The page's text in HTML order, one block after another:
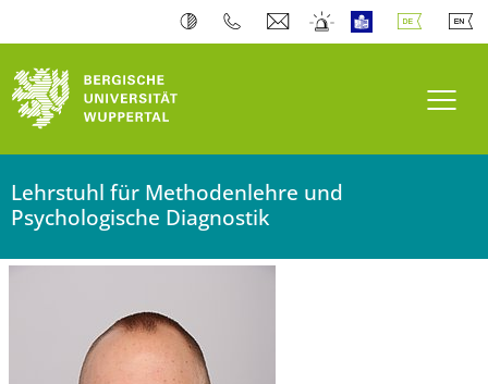
Lehrstuhl für Methodenlehre und
Psychologische Diagnostik